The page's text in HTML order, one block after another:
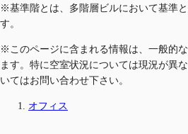
※基準階とは、多階層ビルにおいて基準
す。
※このページに含まれる情報は、一般的
ます。特に空室状況については現況が異
いてはお問い合わせ下さい。
オフィス